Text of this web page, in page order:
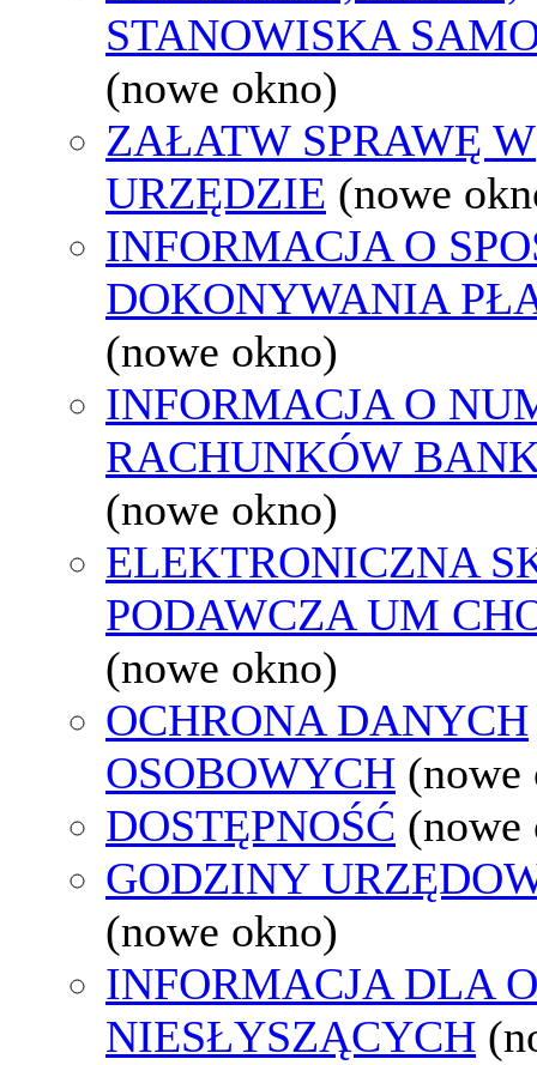
STANOWISKA
(nowe okno)
ZAŁATW SPRAWĘ W
URZĘDZIE (nowe
INFORMACJA O
DOKONYWANIA
(nowe okno)
INFORMACJA O
RACHUNKÓW
(nowe okno)
ELEKTRONICZNA
PODAWCZA UM
(nowe okno)
OCHRONA DANYCH
OSOBOWYCH (nowe
DOSTĘPNOŚĆ (nowe
GODZINY
(nowe okno)
INFORMACJA DLA
NIESŁYSZĄCYCH